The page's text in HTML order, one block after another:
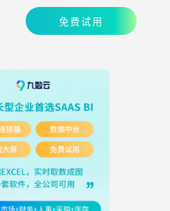
免费试用